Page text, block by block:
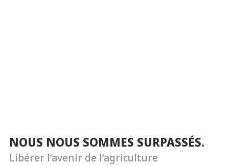
NOUS NOUS SOMMES SURPASSÉS.
Libérer l’avenir de l’agriculture